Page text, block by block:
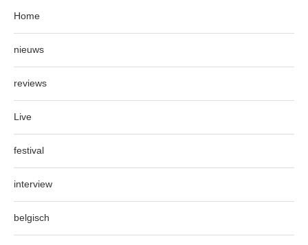
Home
nieuws
reviews
Live
festival
interview
belgisch